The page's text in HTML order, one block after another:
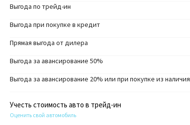
Выгода по трейд-ин
Выгода при покупке в кредит
Прямая выгода от дилера
Выгода за авансирование 50%
Выгода за авансирование 20% или при покупке из наличия
Учесть стоимость авто в трейд-ин
Оценить свой автомобиль